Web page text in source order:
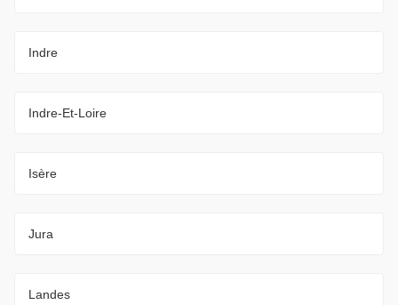
Indre
Indre-Et-Loire
Isère
Jura
Landes